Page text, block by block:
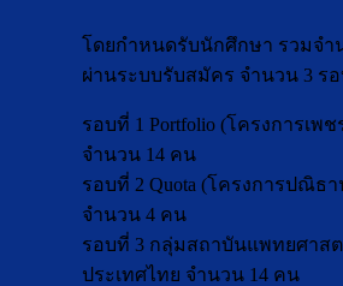
โดยกำหนดรับนักศึกษา รวมจำ
ผ่านระบบรับสมัคร จำนวน 3 ร
รอบที่ 1 Portfolio (โครงการเพ
จำนวน 14 คน
รอบที่ 2 Quota (โครงการปณิธ
จำนวน 4 คน
รอบที่ 3 กลุ่มสถาบันแพทยศาส
ประเทศไทย จำนวน 14 คน